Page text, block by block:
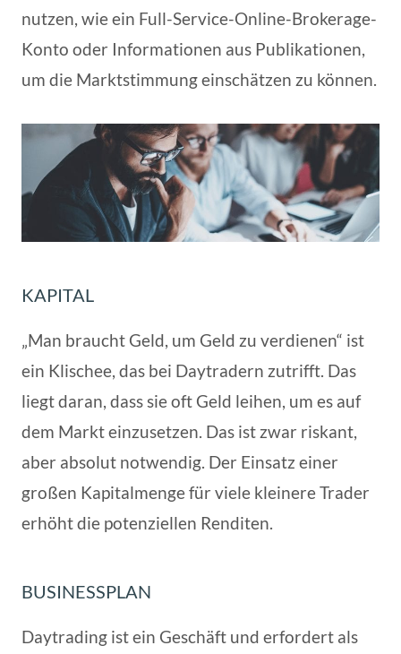
nutzen, wie ein Full-Service-Online-Brokerage-
Konto oder Informationen aus Publikationen,
um die Marktstimmung einschätzen zu können.
KAPITAL
„Man braucht Geld, um Geld zu verdienen“ ist
ein Klischee, das bei Daytradern zutrifft. Das
liegt daran, dass sie oft Geld leihen, um es auf
dem Markt einzusetzen. Das ist zwar riskant,
aber absolut notwendig. Der Einsatz einer
großen Kapitalmenge für viele kleinere Trader
erhöht die potenziellen Renditen.
BUSINESSPLAN
Daytrading ist ein Geschäft und erfordert als